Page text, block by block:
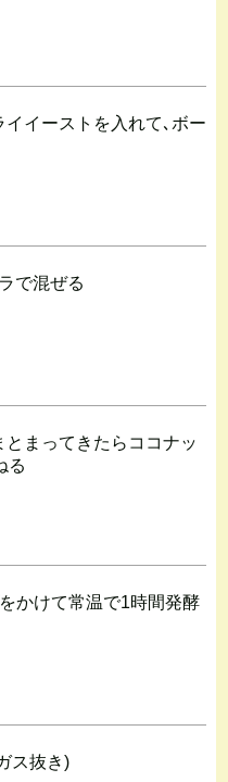
イーストを入れて､ボー
で混ぜる
まってきたらココナッ
る
かけて常温で1時間発酵
ス抜き)